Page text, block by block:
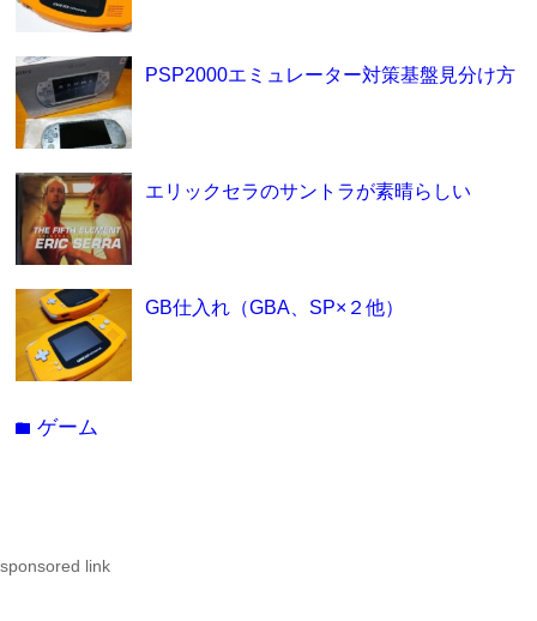
PSP2000エミュレーター対策基盤見分け方
エリックセラのサントラが素晴らしい
GB仕入れ（GBA、SP×２他）
folderゲーム
sponsored link